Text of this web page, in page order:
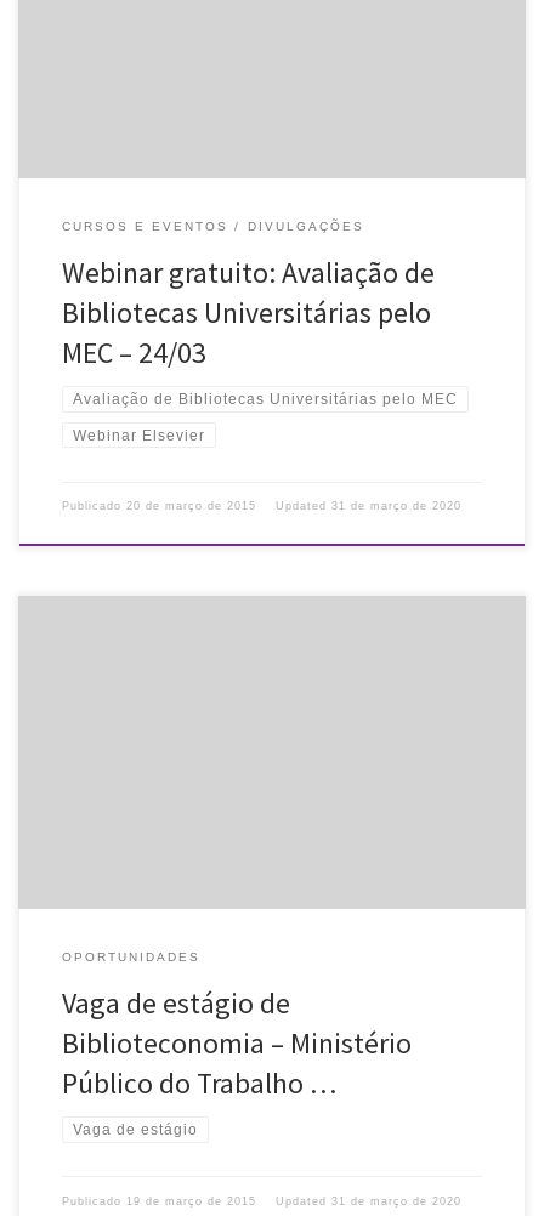
CURSOS E EVENTOS DIVULGAÇÕES
Webinar gratuito: Avaliação de
Bibliotecas Universitárias pelo
MEC – 24/03
Avaliação de Bibliotecas Universitárias pelo MEC
Webinar Elsevier
Publicado 20 de março de 2015 Updated 31 de março de 2020
OPORTUNIDADES
Vaga de estágio de
Biblioteconomia – Ministério
Público do Trabalho …
Vaga de estágio
Publicado 19 de março de 2015 Updated 31 de março de 2020